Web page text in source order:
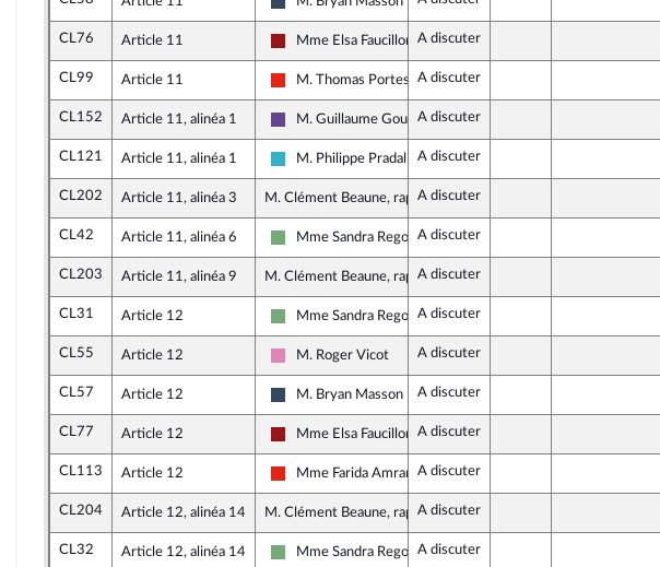
Rassemblement National
CL76 Article 11
Gauche démocrate et républicaine - NUPES
Mme Elsa Faucillon A discuter
CL99 Article 11
La France insoumise - Nouvelle Union Populaire écologique et
M. Thomas Portes A discuter
CL152 Article 11, alinéa 1
Renaissance
M. Guillaume Gouffier Valente
A discuter
CL121 Article 11, alinéa 1
Horizons et apparentés
M. Philippe Pradal A discuter
CL202 Article 11, alinéa 3 M. Clément Beaune, rapporteur
A discuter
CL42 Article 11, alinéa 6
Écologiste - NUPES
Mme Sandra Regol A discuter
CL203 Article 11, alinéa 9 M. Clément Beaune, rapporteur
A discuter
CL31 Article 12
Écologiste - NUPES
Mme Sandra Regol A discuter
CL55 Article 12
Socialistes et apparentés
M. Roger Vicot A discuter
CL57 Article 12
Rassemblement National
M. Bryan Masson A discuter
CL77 Article 12
Gauche démocrate et républicaine - NUPES
Mme Elsa Faucillon A discuter
CL113 Article 12
La France insoumise - Nouvelle Union Populaire écologique et
Mme Farida Amrani A discuter
CL204 Article 12, alinéa 14 M. Clément Beaune, rapporteur
A discuter
CL32 Article 12, alinéa 14
Écologiste - NUPES
Mme Sandra Regol A discuter